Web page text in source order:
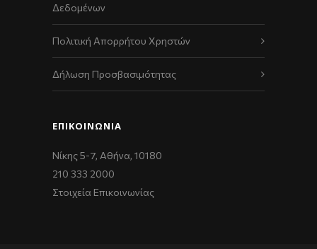
Δεδομένων
Πολιτική Απορρήτου Χρηστών
Δήλωση Προσβασιμότητας
ΕΠΙΚΟΙΝΩΝΊΑ
Νίκης 5-7, Αθήνα, 10180
210 333 2000
Στοιχεία Επικοινωνίας